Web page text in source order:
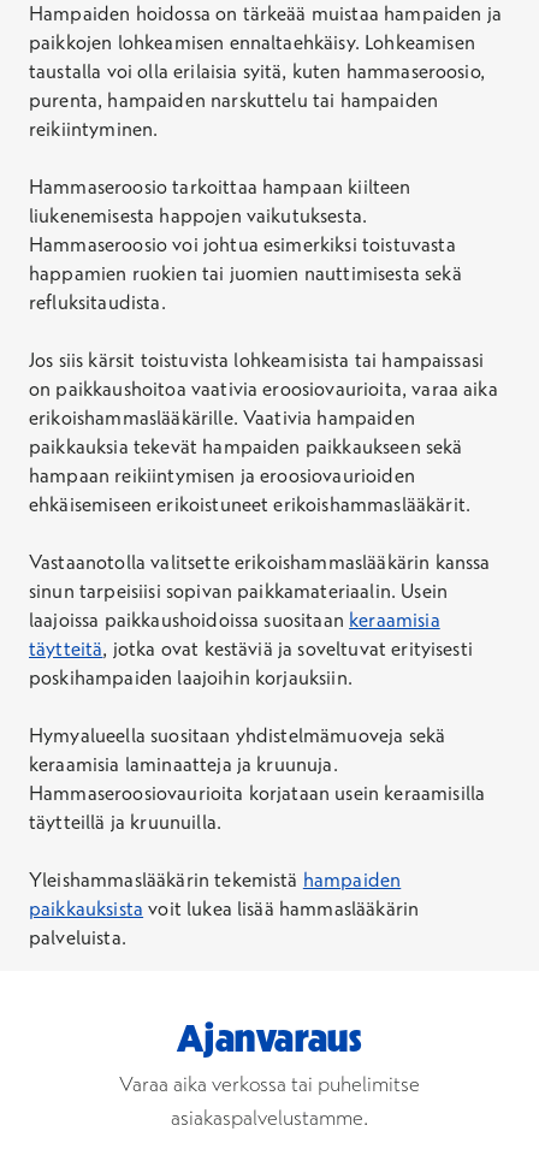
Hampaiden hoidossa on tärkeää muistaa hampaiden ja
paikkojen lohkeamisen ennaltaehkäisy. Lohkeamisen
taustalla voi olla erilaisia syitä, kuten hammaseroosio,
purenta, hampaiden narskuttelu tai hampaiden
reikiintyminen.
Hammaseroosio tarkoittaa hampaan kiilteen
liukenemisesta happojen vaikutuksesta.
Hammaseroosio voi johtua esimerkiksi toistuvasta
happamien ruokien tai juomien nauttimisesta sekä
refluksitaudista.
Jos siis kärsit toistuvista lohkeamisista tai hampaissasi
on paikkaushoitoa vaativia eroosiovaurioita, varaa aika
erikoishammaslääkärille. Vaativia hampaiden
paikkauksia tekevät hampaiden paikkaukseen sekä
hampaan reikiintymisen ja eroosiovaurioiden
ehkäisemiseen erikoistuneet erikoishammaslääkärit.
Vastaanotolla valitsette erikoishammaslääkärin kanssa
sinun tarpeisiisi sopivan paikkamateriaalin. Usein
laajoissa paikkaushoidoissa suositaan keraamisia
täytteitä, jotka ovat kestäviä ja soveltuvat erityisesti
poskihampaiden laajoihin korjauksiin.
Hymyalueella suositaan yhdistelmämuoveja sekä
keraamisia laminaatteja ja kruunuja.
Hammaseroosiovaurioita korjataan usein keraamisilla
täytteillä ja kruunuilla.
Yleishammaslääkärin tekemistä hampaiden
paikkauksista voit lukea lisää hammaslääkärin
palveluista.
Ajanvaraus
Varaa aika verkossa tai puhelimitse
asiakaspalvelustamme.